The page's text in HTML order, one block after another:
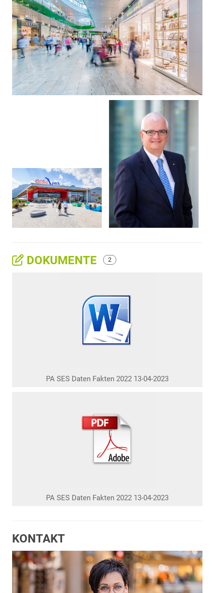
DOKUMENTE 2
PA SES Daten Fakten 2022 13-04-2023
PA SES Daten Fakten 2022 13-04-2023
KONTAKT